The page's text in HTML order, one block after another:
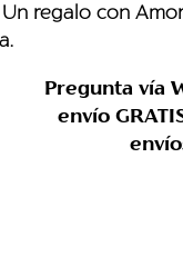
Un regalo con Amor
Pregunta vía
envío